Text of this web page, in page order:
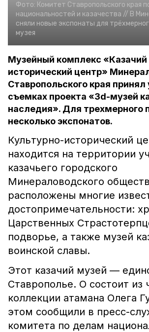
Фото: Комитет Ставропольского края
национальностей и казачества // В
сняли новые экспонаты для
музея
Музейный комплекс «Казачий
исторический центр»
Ставропольского края принял
съемках проекта «3d-музей
наследия». Для трехмерного
несколько экспонатов.
Культурно-исторический
находится на территории
казачьего городского
Минераловодского
расположены многие
достопримечательности:
Царственных
подворье, а также музей
воинской славы.
Этот казачий музей —
Ставрополье. О состоит из
коллекции атамана Олега
этом сообщили в пресс-
комитета по делам